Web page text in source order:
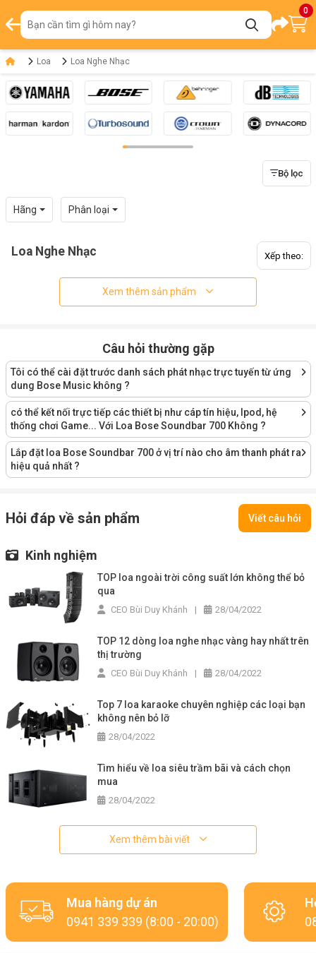
0
Loa Loa Nghe Nhạc
Bộ lọc
Hãng Phân loại
Loa Nghe Nhạc Xếp theo:
Xem thêm sản phẩm
Câu hỏi thường gặp
Tôi có thể cài đặt trước danh sách phát nhạc trực tuyến từ ứng
dung Bose Music không ?
có thể kết nối trực tiếp các thiết bị như cáp tín hiệu, Ipod, hệ
thống chơi Game... Với Loa Bose Soundbar 700 Không ?
Lắp đặt loa Bose Soundbar 700 ở vị trí nào cho âm thanh phát ra
hiệu quả nhất ?
Hỏi đáp về sản phẩm Viết câu hỏi
Kinh nghiệm
TOP loa ngoài trời công suất lớn không thể bỏ
qua
CEO Bùi Duy Khánh | 28/04/2022
TOP 12 dòng loa nghe nhạc vàng hay nhất trên
thị trường
CEO Bùi Duy Khánh | 28/04/2022
Top 7 loa karaoke chuyên nghiệp các loại bạn
không nên bỏ lỡ
28/04/2022
Tìm hiểu về loa siêu trầm bãi và cách chọn
mua
28/04/2022
Xem thêm bài viết
Mua hàng dự án
0941 339 339 (8:00 - 20:00)